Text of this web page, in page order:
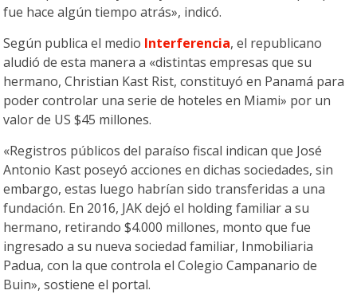
fue hace algún tiempo atrás», indicó.
Según publica el medio Interferencia, el republicano
aludió de esta manera a «distintas empresas que su
hermano, Christian Kast Rist, constituyó en Panamá para
poder controlar una serie de hoteles en Miami» por un
valor de US $45 millones.
«Registros públicos del paraíso fiscal indican que José
Antonio Kast poseyó acciones en dichas sociedades, sin
embargo, estas luego habrían sido transferidas a una
fundación. En 2016, JAK dejó el holding familiar a su
hermano, retirando $4.000 millones, monto que fue
ingresado a su nueva sociedad familiar, Inmobiliaria
Padua, con la que controla el Colegio Campanario de
Buin», sostiene el portal.